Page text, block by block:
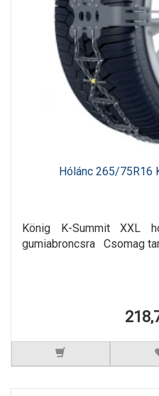
Hólánc 265/75R16
König K-Summit XXL
gumiabroncsra Csomag